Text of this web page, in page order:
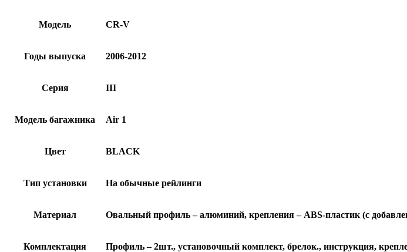
Модель CR-V
Годы выпуска 2006-2012
Серия III
Модель багажника Air 1
Цвет BLACK
Тип установки На обычные рейлинги
Материал Овальный профиль – алюминий, крепления – ABS-пластик (с
Комплектация Профиль – 2шт., установочный комплект, брелок., инструкция,